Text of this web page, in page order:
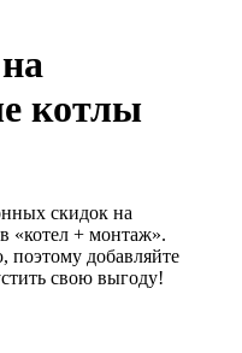
котлы
скидок на
«котел + монтаж».
поэтому добавляйте
свою выгоду!